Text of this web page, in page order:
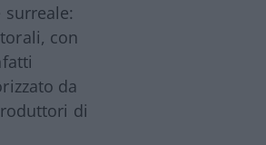
con
da
di